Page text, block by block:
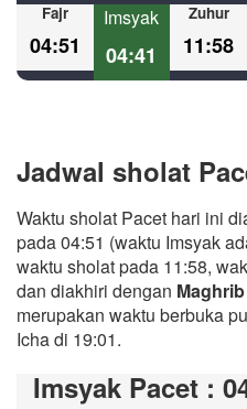
Fajr
04:51
Imsyak
04:41
Zuhur
11:58
Jadwal sholat
Waktu sholat Pacet hari ini
pada 04:51 (waktu Imsyak
waktu sholat pada 11:58,
dan diakhiri dengan Maghrib
merupakan waktu berbuka
Icha di 19:01.
Imsyak Pacet :